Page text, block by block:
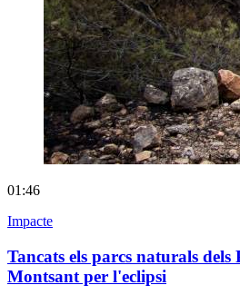
01:46
Impacte
Tancats els parcs naturals dels
Montsant per l'eclipsi